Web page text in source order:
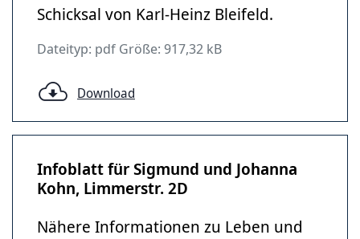
Schicksal von Karl-Heinz Bleifeld.
Dateityp: pdf Größe: 917,32 kB
Download
Infoblatt für Sigmund und Johanna
Kohn, Limmerstr. 2D
Nähere Informationen zu Leben und